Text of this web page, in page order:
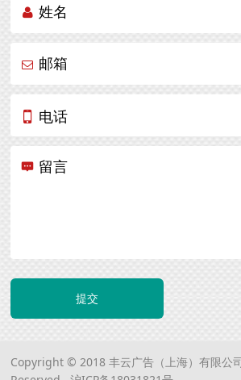
姓名
邮箱
电话
留言
提交
Copyright © 2018 丰云广告（上海）有限公